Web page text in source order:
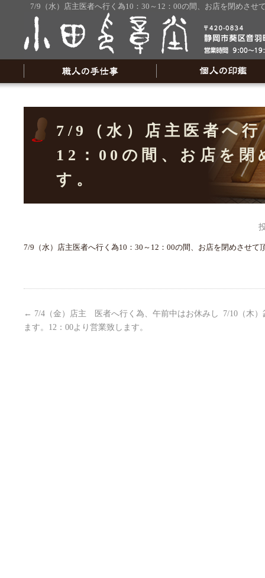
7/9（水）店主医者へ行く為10：30～12：00の間、お店を閉めさ
7/9（水）店主医者へ
12：00の間、お店を閉
す。
7/9（水）店主医者へ行く為10：30～12：00の間、お店を閉めさせて
← 7/4（金）店主 医者へ行く為、午前中はお休みし
ます。12：00より営業致します。
7/10（木